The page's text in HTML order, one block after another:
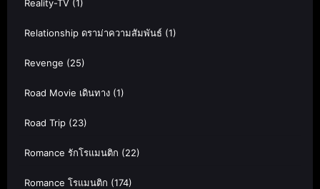
Reality-TV (1)
Relationship ดราม่าความสัมพันธ์ (1)
Revenge (25)
Road Movie เดินทาง (1)
Road Trip (23)
Romance รักโรแมนติก (22)
Romance โรแมนติก (174)